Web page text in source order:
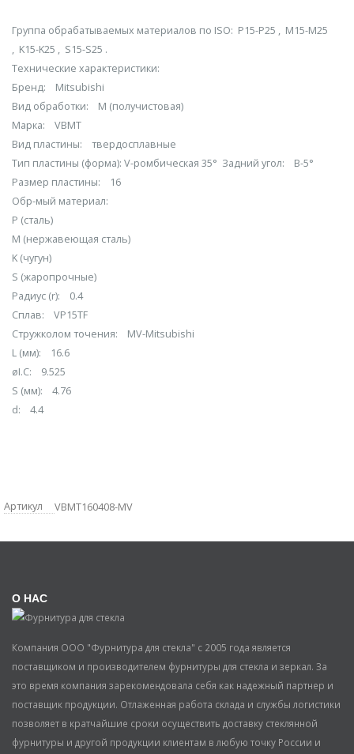
Группа обрабатываемых материалов по ISO: P15-P25 , M15-M25
, K15-K25 , S15-S25 .
Технические характеристики:
Бренд: Mitsubishi
Вид обработки: M (получистовая)
Марка: VBMT
Вид пластины: твердосплавные
Тип пластины (форма): V-ромбическая 35° Задний угол: B-5°
Размер пластины: 16
Обр-мый материал:
P (сталь)
M (нержавеющая сталь)
K (чугун)
S (жаропрочные)
Радиус (r): 0.4
Сплав: VP15TF
Стружколом точения: MV-Mitsubishi
L (мм): 16.6
øI.C: 9.525
S (мм): 4.76
d: 4.4
Артикул VBMT160408-MV
О НАС
Компания ООО "Фурнитура для стекла" с 2005 года является
поставщиком и производителем фурнитуры для стекла и зеркал. За
это время компания зарекомендовала себя как надежный партнер и
поставщик продукции. Отлаженная работа склада и службы логистики
позволяет в кратчайшие сроки осуществить доставку стеклянной
фурнитуры и другой продукции клиентам в любую точку России и